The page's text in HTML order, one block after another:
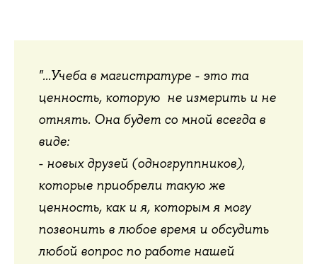
"...Учеба в магистратуре - это та
ценность, которую не измерить и не
отнять. Она будет со мной всегда в
виде:
- новых друзей (одногруппников),
которые приобрели такую же
ценность, как и я, которым я могу
позвонить в любое время и обсудить
любой вопрос по работе нашей